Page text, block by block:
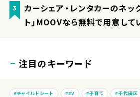
3
カーシェア・レンタカーのネッ
ト」MOOVなら無料で用意して
注目のキーワード
チャイルドシート EV 子育て 千代田区